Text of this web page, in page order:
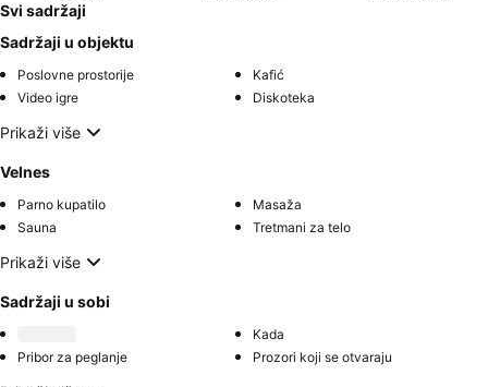
Svi sadržaji
Sadržaji u objektu
Poslovne prostorije
Kafić
Video igre
Diskoteka
Prikaži više
Velnes
Parno kupatilo
Masaža
Sauna
Tretmani za telo
Prikaži više
Sadržaji u sobi
Kada
Pribor za peglanje
Prozori koji se otvaraju